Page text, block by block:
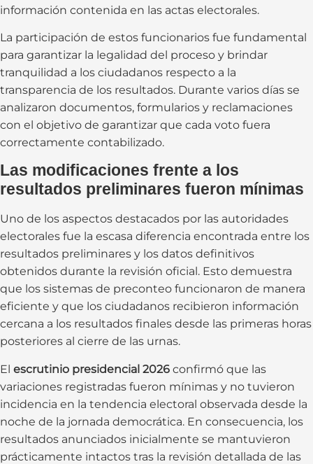
información contenida en las actas electorales.
La participación de estos funcionarios fue fundamental
para garantizar la legalidad del proceso y brindar
tranquilidad a los ciudadanos respecto a la
transparencia de los resultados. Durante varios días se
analizaron documentos, formularios y reclamaciones
con el objetivo de garantizar que cada voto fuera
correctamente contabilizado.
Las modificaciones frente a los
resultados preliminares fueron mínimas
Uno de los aspectos destacados por las autoridades
electorales fue la escasa diferencia encontrada entre los
resultados preliminares y los datos definitivos
obtenidos durante la revisión oficial. Esto demuestra
que los sistemas de preconteo funcionaron de manera
eficiente y que los ciudadanos recibieron información
cercana a los resultados finales desde las primeras horas
posteriores al cierre de las urnas.
El escrutinio presidencial 2026 confirmó que las
variaciones registradas fueron mínimas y no tuvieron
incidencia en la tendencia electoral observada desde la
noche de la jornada democrática. En consecuencia, los
resultados anunciados inicialmente se mantuvieron
prácticamente intactos tras la revisión detallada de las